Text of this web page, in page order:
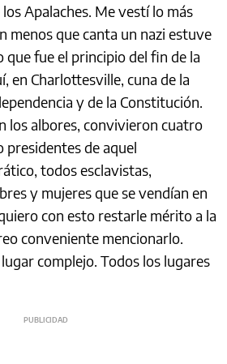
Apalaches. Me vestí lo más
menos que canta un nazi estuve
que fue el principio del fin de la
en Charlottesville, cuna de la
y de la Constitución.
los albores, convivieron cuatro
presidentes de aquel
todos esclavistas,
y mujeres que se vendían en
con esto restarle mérito a la
conveniente mencionarlo.
complejo. Todos los lugares